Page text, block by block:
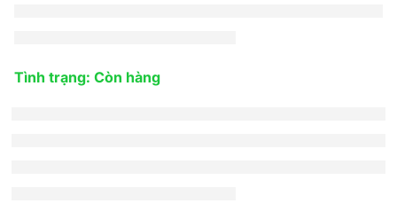
Tình trạng: Còn hàng